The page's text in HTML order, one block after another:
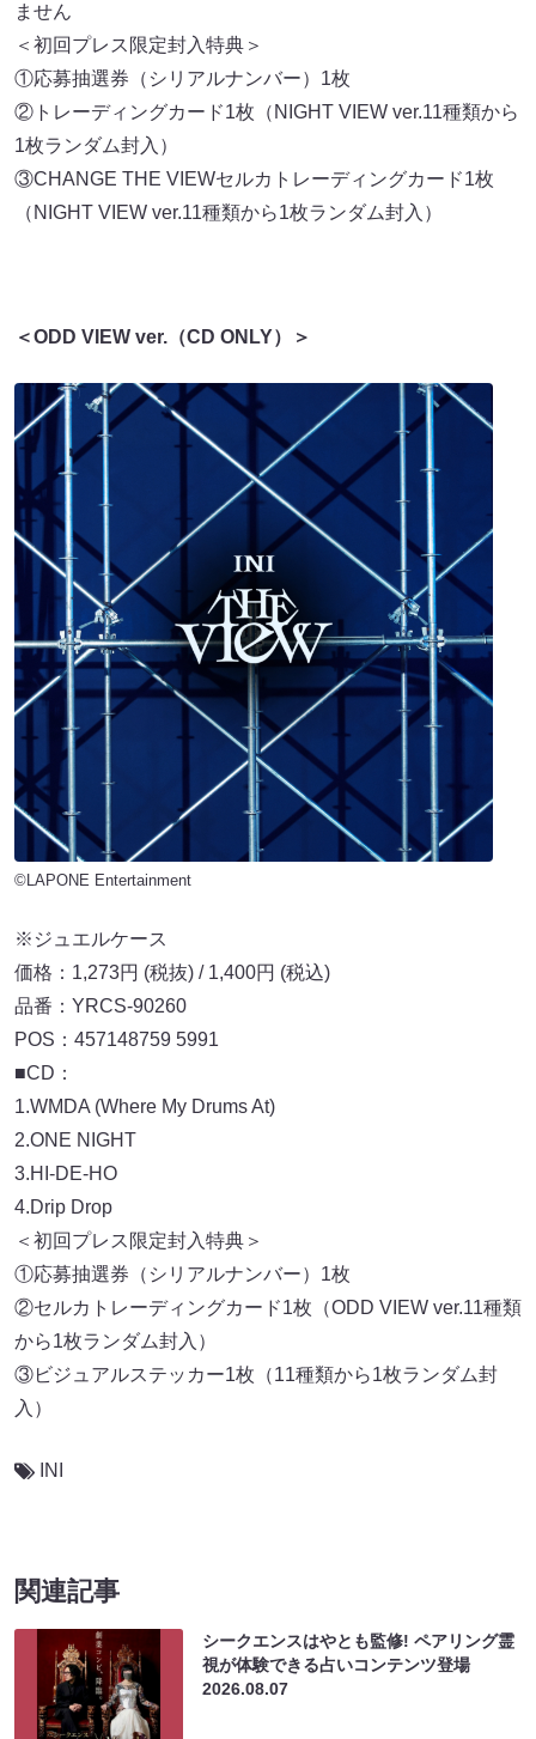
ません
＜初回プレス限定封入特典＞
①応募抽選券（シリアルナンバー）1枚
②トレーディングカード1枚（NIGHT VIEW ver.11種類から
1枚ランダム封入）
③CHANGE THE VIEWセルカトレーディングカード1枚
（NIGHT VIEW ver.11種類から1枚ランダム封入）
＜ODD VIEW ver.（CD ONLY）＞
©LAPONE Entertainment
※ジュエルケース
価格：1,273円 (税抜) / 1,400円 (税込)
品番：YRCS-90260
POS：457148759 5991
■CD：
1.WMDA (Where My Drums At)
2.ONE NIGHT
3.HI-DE-HO
4.Drip Drop
＜初回プレス限定封入特典＞
①応募抽選券（シリアルナンバー）1枚
②セルカトレーディングカード1枚（ODD VIEW ver.11種類
から1枚ランダム封入）
③ビジュアルステッカー1枚（11種類から1枚ランダム封
入）
INI
関連記事
シークエンスはやとも監修! ペアリング霊
視が体験できる占いコンテンツ登場
2026.08.07